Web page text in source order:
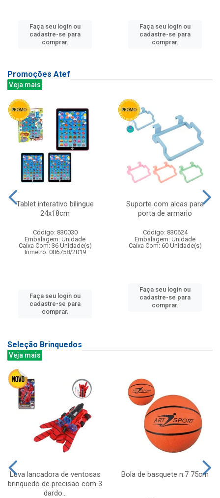
Faça seu login ou
cadastre-se para
comprar.
Faça seu login ou
cadastre-se para
comprar.
Promoções Atef
Veja mais
Tablet interativo bilingue
24x18cm
Código: 830030
Embalagem: Unidade
Caixa Com: 36 Unidade(s)
Inmetro: 006758/2019
Faça seu login ou
cadastre-se para
comprar.
Suporte com alcas para
porta de armario
Código: 830624
Embalagem: Unidade
Caixa Com: 60 Unidade(s)
Faça seu login ou
cadastre-se para
comprar.
Seleção Brinquedos
Veja mais
Luva lancadora de ventosas
brinquedo de precisao com 3
dardo...
Bola de basquete n.7 75cm